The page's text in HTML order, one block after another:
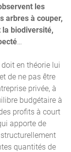
les
arbres à couper,
la biodiversité,
doit en théorie lui
de ne pas être
privée, à
budgétaire à
profits à court
apporte de
quantités de